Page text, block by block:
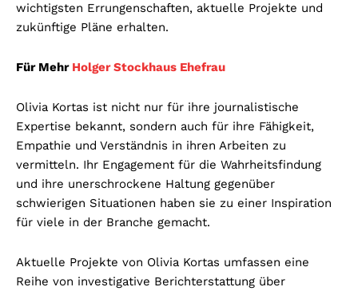
wichtigsten Errungenschaften, aktuelle Projekte und
zukünftige Pläne erhalten.
Für Mehr Holger Stockhaus Ehefrau
Olivia Kortas ist nicht nur für ihre journalistische
Expertise bekannt, sondern auch für ihre Fähigkeit,
Empathie und Verständnis in ihren Arbeiten zu
vermitteln. Ihr Engagement für die Wahrheitsfindung
und ihre unerschrockene Haltung gegenüber
schwierigen Situationen haben sie zu einer Inspiration
für viele in der Branche gemacht.
Aktuelle Projekte von Olivia Kortas umfassen eine
Reihe von investigative Berichterstattung über